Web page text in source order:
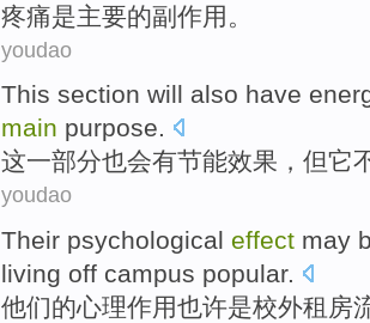
疼痛是主要的副作用 。
youdao
This section will also have
main purpose.
这一部分也会有节能效果 ， 但它
youdao
Their psychological effect may
living off campus popular.
他们的心理作用也许是校外租房